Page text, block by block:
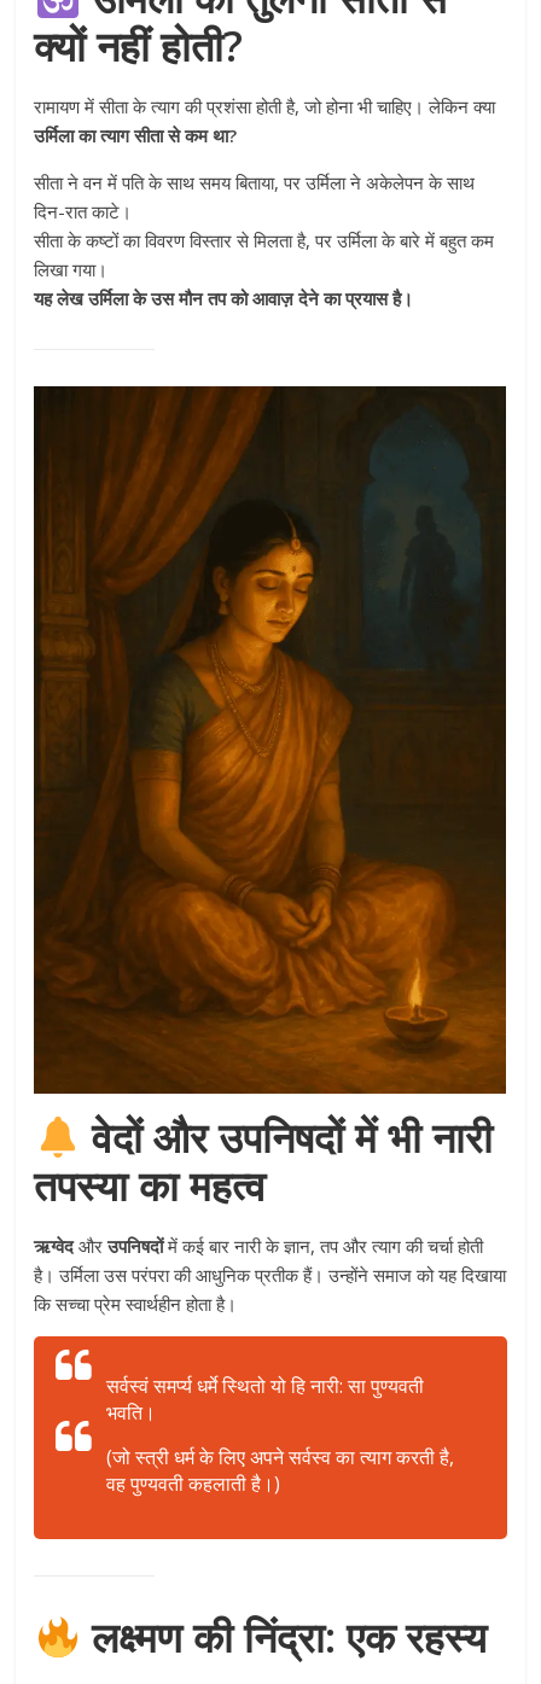
क्यों नहीं होती?
रामायण में सीता के त्याग की प्रशंसा होती है, जो होना भी चाहिए। लेकिन क्या
उर्मिला का त्याग सीता से कम था?
सीता ने वन में पति के साथ समय बिताया, पर उर्मिला ने अकेलेपन के साथ
दिन-रात काटे।
सीता के कष्टों का विवरण विस्तार से मिलता है, पर उर्मिला के बारे में बहुत कम
लिखा गया।
यह लेख उर्मिला के उस मौन तप को आवाज़ देने का प्रयास है।
वेदों और उपनिषदों में भी नारी
तपस्या का महत्व
ऋग्वेदऔरउपनिषदोंमें कई बार नारी के ज्ञान, तप और त्याग की चर्चा होती
है। उर्मिला उस परंपरा की आधुनिक प्रतीक हैं। उन्होंने समाज को यह दिखाया
कि सच्चा प्रेम स्वार्थहीन होता है।
सर्वस्वं समर्प्य धर्मे स्थितो यो हि नारी: सा पुण्यवती
भवति।
(जो स्त्री धर्म के लिए अपने सर्वस्व का त्याग करती है,
वह पुण्यवती कहलाती है।)
लक्ष्मण की निंद्रा: एक रहस्य